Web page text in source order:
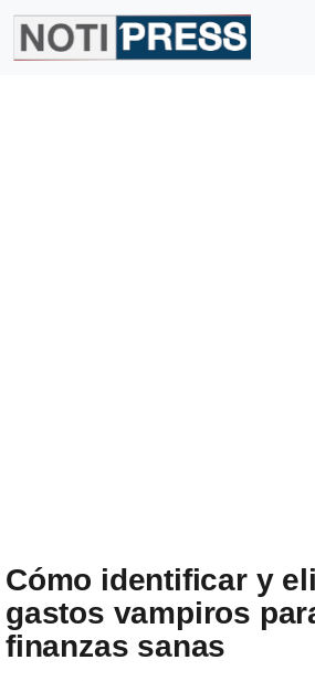
Cómo identificar y
gastos vampiros
finanzas sanas